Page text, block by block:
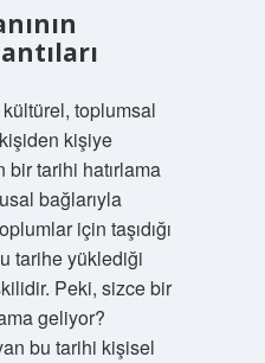
toplumsal
kişiye
bir tarihi hatırlama
bağlarıyla
için taşıdığı
tarihe yüklediği
Peki, sizce bir
geliyor?
bu tarihi kişisel